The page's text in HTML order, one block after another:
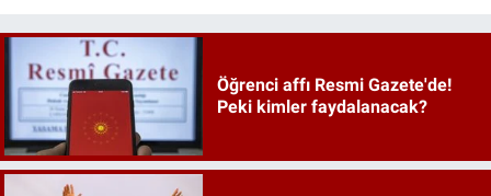
Öğrenci affı Resmi Gazete'de!
Peki kimler faydalanacak?